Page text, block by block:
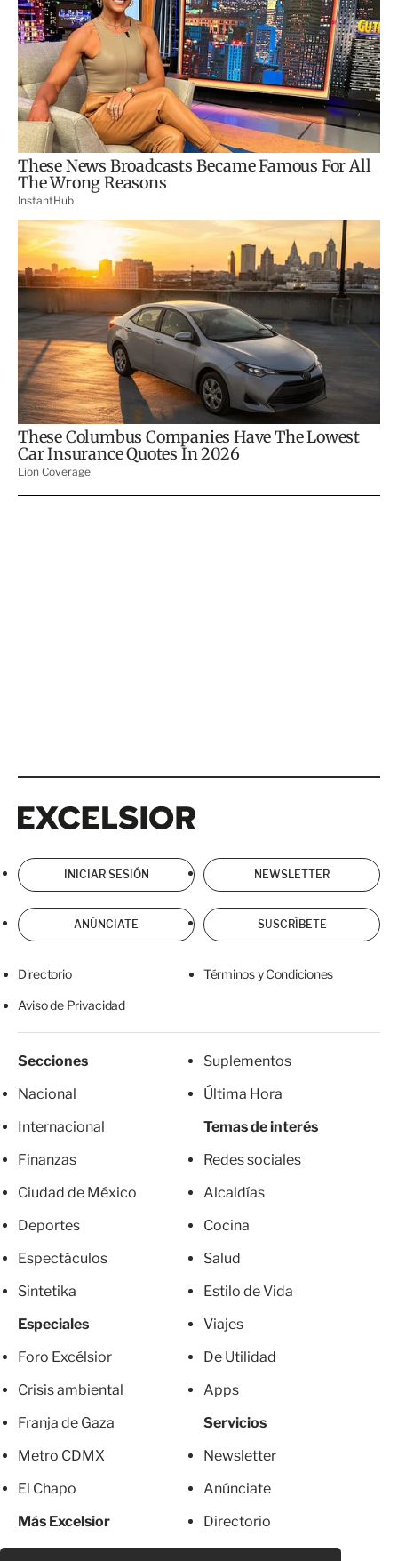
INICIAR SESIÓN NEWSLETTER
ANÚNCIATE SUSCRÍBETE
Directorio Términos y Condiciones
Aviso de Privacidad
Secciones
Nacional
Internacional
Finanzas
Ciudad de México
Deportes
Espectáculos
Sintetika
Especiales
Foro Excélsior
Crisis ambiental
Franja de Gaza
Metro CDMX
El Chapo
Más Excelsior
Suplementos
Última Hora
Temas de interés
Redes sociales
Alcaldías
Cocina
Salud
Estilo de Vida
Viajes
De Utilidad
Apps
Servicios
Newsletter
Anúnciate
Directorio